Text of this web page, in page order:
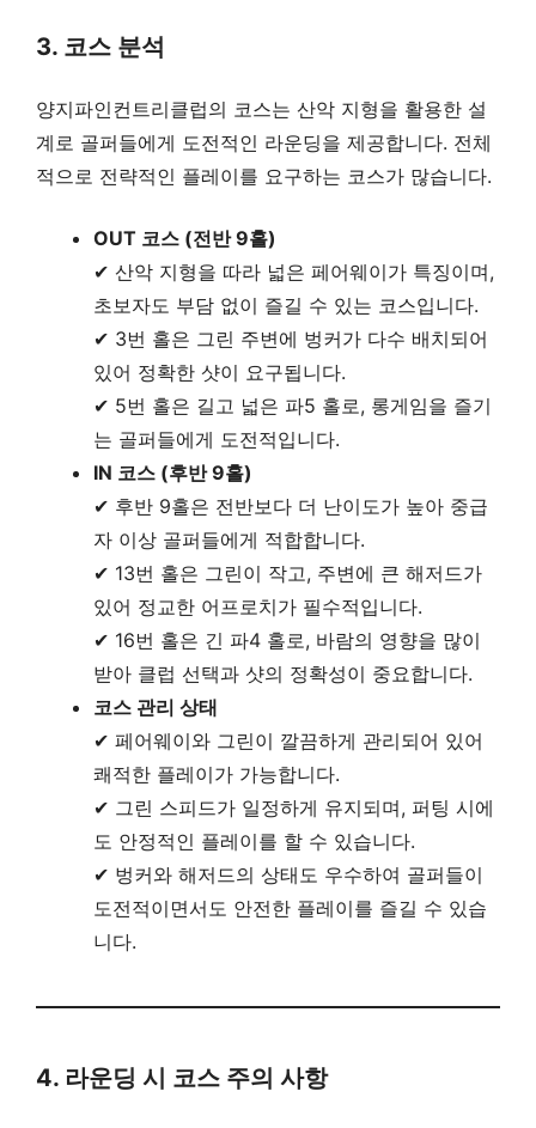
3. 코스 분석
양지파인컨트리클럽의 코스는 산악 지형을 활용한 설
계로 골퍼들에게 도전적인 라운딩을 제공합니다. 전체
적으로 전략적인 플레이를 요구하는 코스가 많습니다.
OUT 코스 (전반 9홀)
✔ 산악 지형을 따라 넓은 페어웨이가 특징이며,
초보자도 부담 없이 즐길 수 있는 코스입니다.
✔ 3번 홀은 그린 주변에 벙커가 다수 배치되어
있어 정확한 샷이 요구됩니다.
✔ 5번 홀은 길고 넓은 파5 홀로, 롱게임을 즐기
는 골퍼들에게 도전적입니다.
IN 코스 (후반 9홀)
✔ 후반 9홀은 전반보다 더 난이도가 높아 중급
자 이상 골퍼들에게 적합합니다.
✔ 13번 홀은 그린이 작고, 주변에 큰 해저드가
있어 정교한 어프로치가 필수적입니다.
✔ 16번 홀은 긴 파4 홀로, 바람의 영향을 많이
받아 클럽 선택과 샷의 정확성이 중요합니다.
코스 관리 상태
✔ 페어웨이와 그린이 깔끔하게 관리되어 있어
쾌적한 플레이가 가능합니다.
✔ 그린 스피드가 일정하게 유지되며, 퍼팅 시에
도 안정적인 플레이를 할 수 있습니다.
✔ 벙커와 해저드의 상태도 우수하여 골퍼들이
도전적이면서도 안전한 플레이를 즐길 수 있습
니다.
4. 라운딩 시 코스 주의 사항